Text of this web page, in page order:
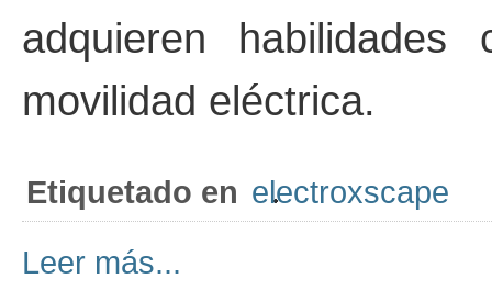
adquieren
movilidad eléctrica.
Etiquetado en electroxscape
Leer más...